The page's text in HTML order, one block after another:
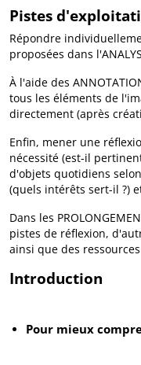
Pistes
Répondre
proposées dans
À l'aide des
tous les éléments de
directement (après
Enfin, mener une
nécessité (est-il
d'objets quotidiens
(quels intérêts sert-il ?)
Dans les
pistes de réflexion,
ainsi que des
Introduction
Pour mieux